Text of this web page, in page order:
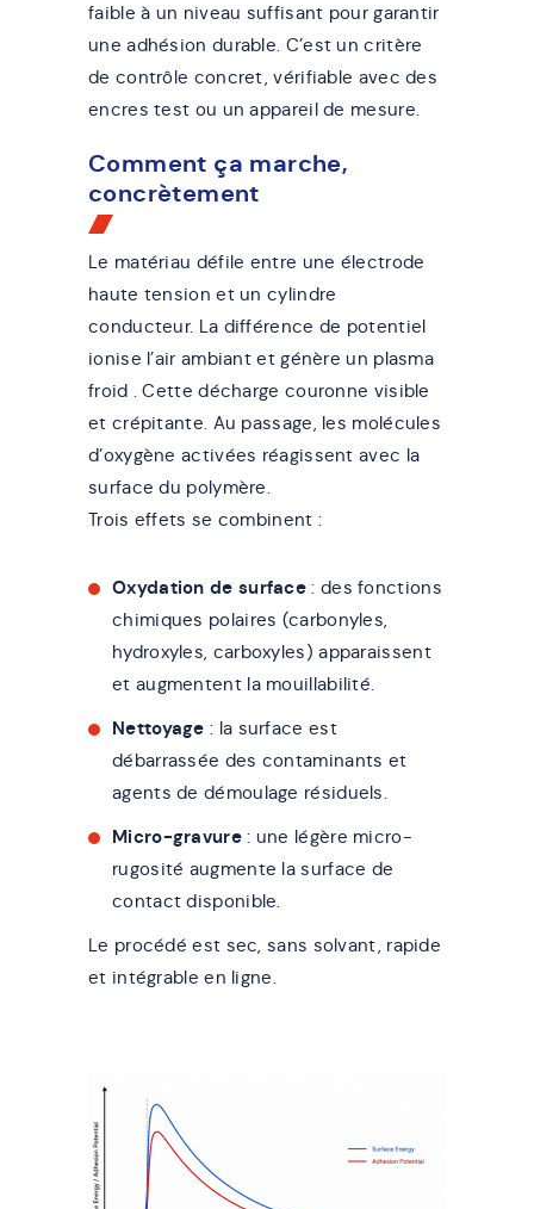
faible à un niveau suffisant pour garantir
une adhésion durable. C’est un critère
de contrôle concret, vérifiable avec des
encres test ou un appareil de mesure.
Comment ça marche,
concrètement
Le matériau défile entre une électrode
haute tension et un cylindre
conducteur. La différence de potentiel
ionise l’air ambiant et génère un plasma
froid . Cette décharge couronne visible
et crépitante. Au passage, les molécules
d’oxygène activées réagissent avec la
surface du polymère.
Trois effets se combinent :
Oxydation de surface : des fonctions
chimiques polaires (carbonyles,
hydroxyles, carboxyles) apparaissent
et augmentent la mouillabilité.
Nettoyage : la surface est
débarrassée des contaminants et
agents de démoulage résiduels.
Micro-gravure: une légère micro-
rugosité augmente la surface de
contact disponible.
Le procédé est sec, sans solvant, rapide
et intégrable en ligne.